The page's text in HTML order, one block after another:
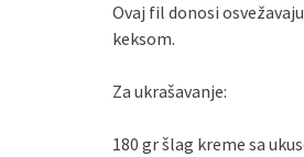
Ovaj fil donosi
keksom.
Za ukrašavanje:
180 gr šlag kreme sa